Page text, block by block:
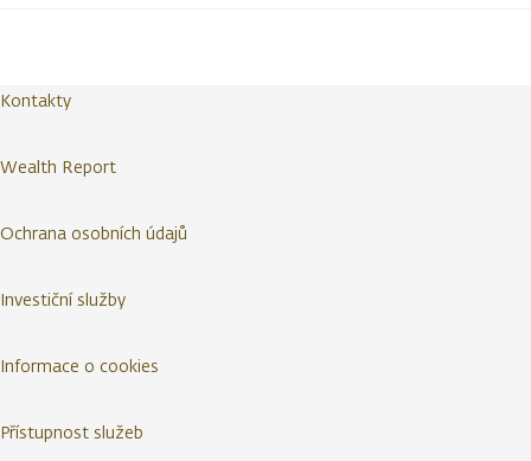
Kontakty
Wealth Report
Ochrana osobních údajů
Investiční služby
Informace o cookies
Přístupnost služeb